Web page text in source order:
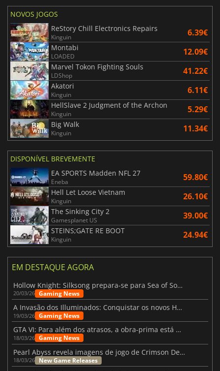
NOVOS JOGOS
ReStory Chill Electronics Repairs
Kinguin 6.39€
Montabi
LOADED 12.09€
Marvel Tokon Fighting Souls
LDShop 41.22€
Akatori
Kinguin 6.11€
HellSlave 2 Judgment of the Archon
Kinguin 5.29€
Big Walk
Kinguin 11.34€
DISPONÍVEL BREVEMENTE
EA SPORTS Madden NFL 27
Eneba 59.80€
Hell Let Loose Vietnam
Kinguin 26.10€
The Sinking City 2
Gamesplanet US 39.00€
STEINS;GATE RE BOOT
Kinguin 24.94€
EM DESTAQUE AGORA
Hollow Knight: Silksong prepara-se para Sea of Sorrow com um patch
20/03/26 Gaming News
A Invasão dos Illuminados: Conquistar os novos Helldivers 2 Atualização!
19/03/26 Gaming News
GTA VI: Para além dos atrasos, a obra-prima está quase a chegar
18/03/26 Gaming News
Pearl Abyss revela imagens de jogo de Crimson Desert para a PS5
18/03/26 New Game Releases